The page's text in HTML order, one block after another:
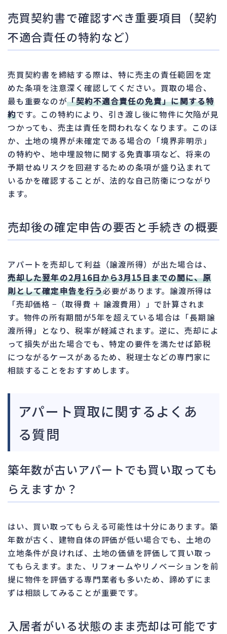
売買契約書で確認すべき重要項目（契約
不適合責任の特約など）
売買契約書を締結する際は、特に売主の責任範囲を定
めた条項を注意深く確認してください。買取の場合、
最も重要なのが「契約不適合責任の免責」に関する特
約です。この特約により、引き渡し後に物件に欠陥が見
つかっても、売主は責任を問われなくなります。このほ
か、土地の境界が未確定である場合の「境界非明示」
の特約や、地中埋設物に関する免責事項など、将来の
予期せぬリスクを回避するための条項が盛り込まれて
いるかを確認することが、法的な自己防衛につながり
ます。
売却後の確定申告の要否と手続きの概要
アパートを売却して利益（譲渡所得）が出た場合は、
売却した翌年の2月16日から3月15日までの間に、原
則として確定申告を行う必要があります。譲渡所得は
「売却価格 −（取得費 ＋ 譲渡費用）」で計算されま
す。物件の所有期間が5年を超えている場合は「長期譲
渡所得」となり、税率が軽減されます。逆に、売却によ
って損失が出た場合でも、特定の要件を満たせば節税
につながるケースがあるため、税理士などの専門家に
相談することをおすすめします。
アパート買取に関するよくあ
る質問
築年数が古いアパートでも買い取っても
らえますか？
はい、買い取ってもらえる可能性は十分にあります。築
年数が古く、建物自体の評価が低い場合でも、土地の
立地条件が良ければ、土地の価値を評価して買い取っ
てもらえます。また、リフォームやリノベーションを前
提に物件を評価する専門業者も多いため、諦めずにま
ずは相談してみることが重要です。
入居者がいる状態のまま売却は可能です